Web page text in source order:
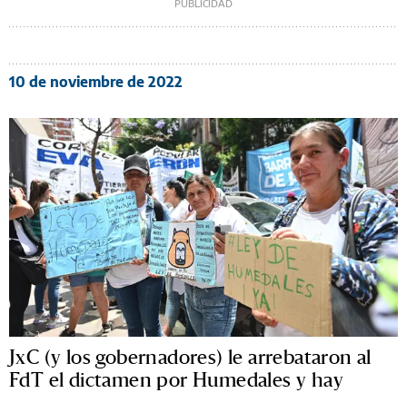
10 de noviembre de 2022
JxC (y los gobernadores) le arrebataron al
FdT el dictamen por Humedales y hay